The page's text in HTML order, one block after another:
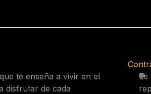
te enseña a vivir en el
disfrutar de cada
Es